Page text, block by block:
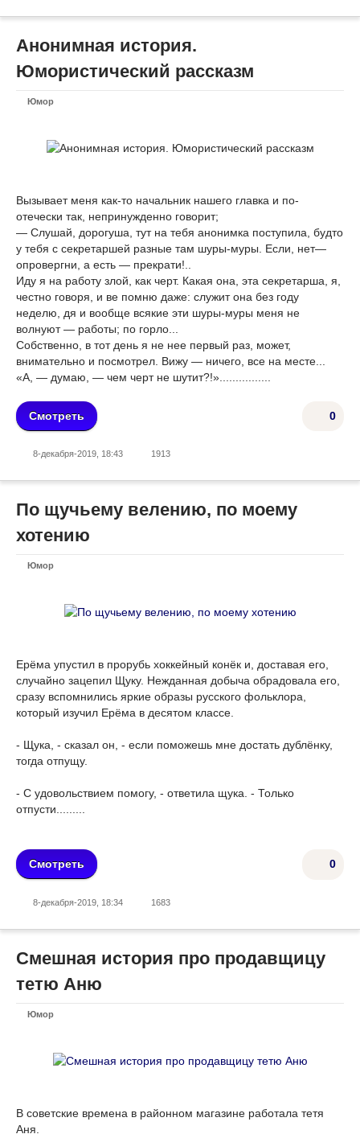
Анонимная история.
Юмористический рассказм
Юмор
Вызывает меня как-то начальник нашего главка и по-
отечески так, непринужденно говорит;
— Слушай, дорогуша, тут на тебя анонимка поступила, будто
у тебя с секретаршей разные там шуры-муры. Если, нет—
опровергни, а есть — прекрати!..
Иду я на работу злой, как черт. Какая она, эта секретарша, я,
честно говоря, и ве помню даже: служит она без году
неделю, дя и вообще вся­кие эти шуры-муры меня не
волнуют — работы; по горло...
Собственно, в тот день я не нее первый раз, может,
внимательно и посмотрел. Вижу — ничего, все на месте...
«А, — думаю, — чем черт не шутит?!»................
0
Смотреть
8-декабря-2019, 18:43 1913
По щучьему велению, по моему
хотению
Юмор
Ерёма упустил в прорубь хоккейный конёк и, доставая его,
случайно зацепил Щуку. Нежданная добыча обрадовала его,
сразу вспомнились яркие образы русского фольклора,
который изучил Ерёма в десятом классе.
- Щука, - сказал он, - если поможешь мне достать дублёнку,
тогда отпущу.
- С удовольствием помогу, - ответила щука. - Только
отпусти.........
0
Смотреть
8-декабря-2019, 18:34 1683
Смешная история про продавщицу
тетю Аню
Юмор
В советские времена в районном магазине работала тетя
Аня.